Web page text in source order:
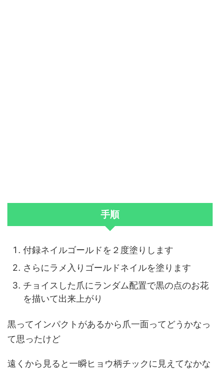
手順
付録ネイルゴールドを２度塗りします
さらにラメ入りゴールドネイルを塗ります
チョイスした爪にランダム配置で黒の点のお花
を描いて出来上がり
黒ってインパクトがあるから爪一面ってどうかなっ
て思ったけど
遠くから見ると一瞬ヒョウ柄チックに見えてなかな